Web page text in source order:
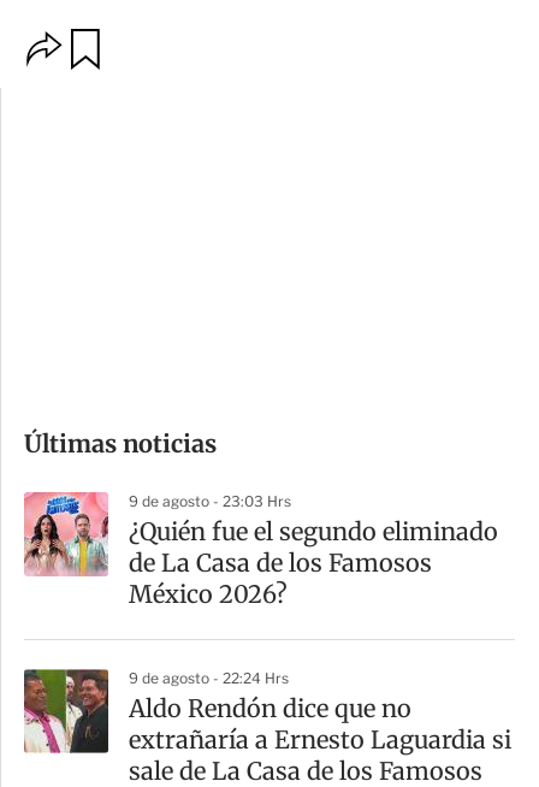
p
m
a
r
t
Últimas noticias
9 de agosto - 23:03 Hrs
¿Quién fue el segundo eliminado
de La Casa de los Famosos
México 2026?
9 de agosto - 22:24 Hrs
Aldo Rendón dice que no
extrañaría a Ernesto Laguardia si
sale de La Casa de los Famosos